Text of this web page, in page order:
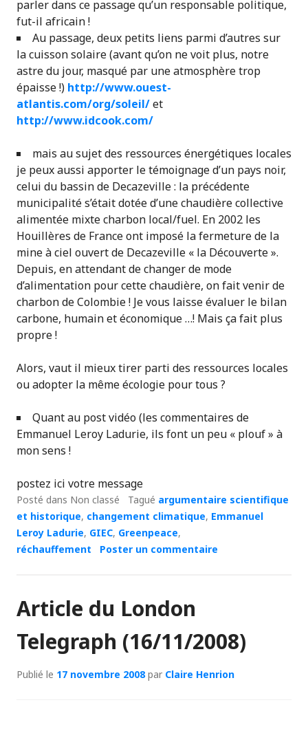
parler dans ce passage qu’un responsable politique,
fut-il africain !
Au passage, deux petits liens parmi d’autres sur
la cuisson solaire (avant qu’on ne voit plus, notre
astre du jour, masqué par une atmosphère trop
épaisse !) http://www.ouest-
atlantis.com/org/soleil/et
http://www.idcook.com/
mais au sujet des ressources énergétiques locales
je peux aussi apporter le témoignage d’un pays noir,
celui du bassin de Decazeville : la précédente
municipalité s’était dotée d’une chaudière collective
alimentée mixte charbon local/fuel. En 2002 les
Houillères de France ont imposé la fermeture de la
mine à ciel ouvert de Decazeville « la Découverte ».
Depuis, en attendant de changer de mode
d’alimentation pour cette chaudière, on fait venir de
charbon de Colombie ! Je vous laisse évaluer le bilan
carbone, humain et économique …! Mais ça fait plus
propre !
Alors, vaut il mieux tirer parti des ressources locales
ou adopter la même écologie pour tous ?
Quant au post vidéo (les commentaires de
Emmanuel Leroy Ladurie, ils font un peu « plouf » à
mon sens !
postez ici votre message
Posté dans Non classé Tagué argumentaire scientifique
et historique, changement climatique, Emmanuel
Leroy Ladurie, GIEC, Greenpeace,
réchauffement
Poster un commentaire
Article du London
Telegraph (16/11/2008)
Publié le 17 novembre 2008par Claire Henrion